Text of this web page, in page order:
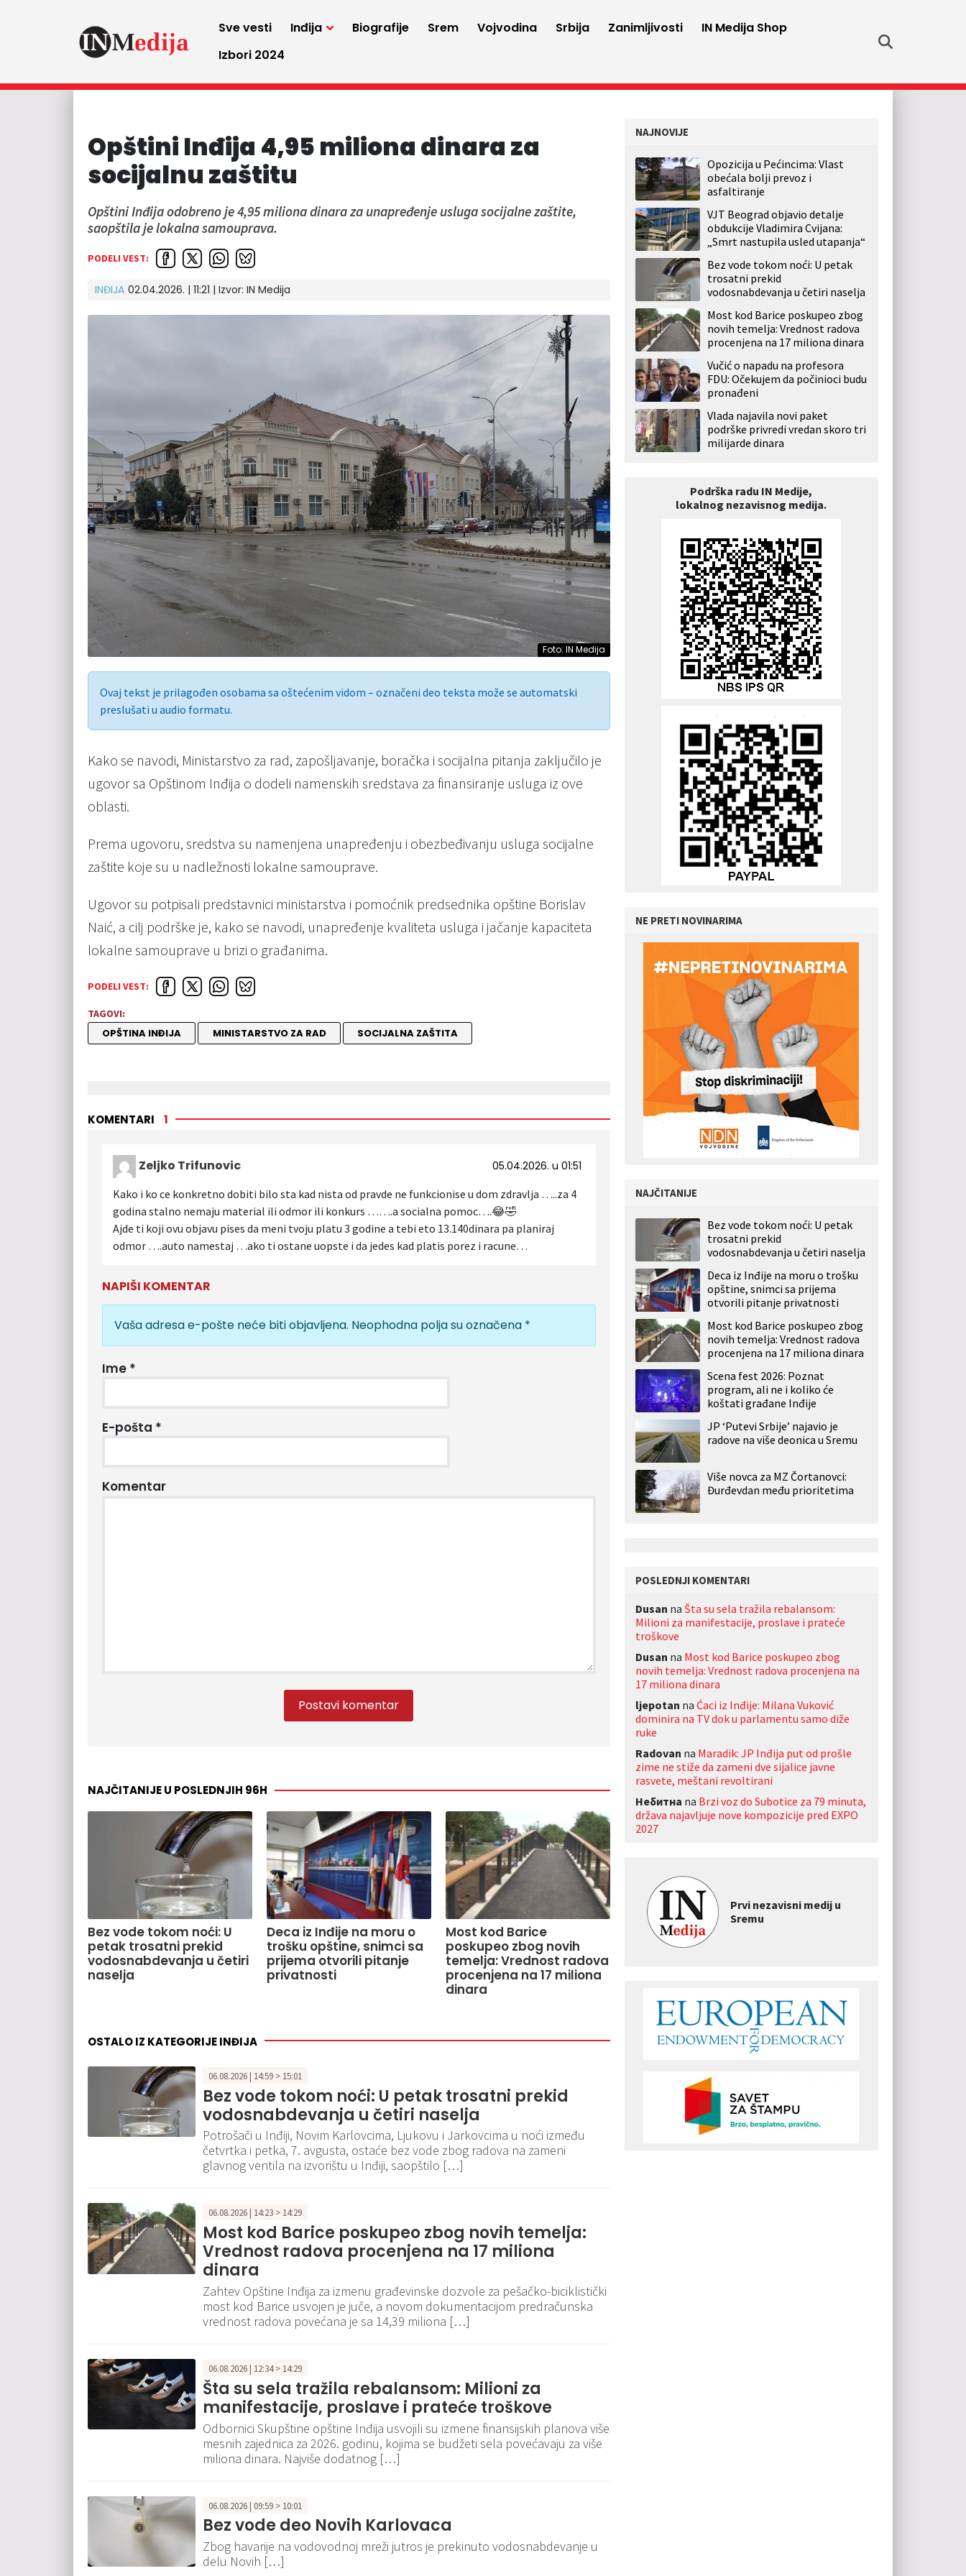
Sve vesti Inđija Biografije Srem Vojvodina Srbija Zanimljivosti
IN Medija Shop
Izbori 2024
Opštini Inđija 4,95 miliona dinara za
socijalnu zaštitu
Opštini Inđija odobreno je 4,95 miliona dinara za unapređenje usluga socijalne zaštite,
saopštila je lokalna samouprava.
PODELI VEST:
INĐIJA 02.04.2026. | 11:21 | Izvor: IN Medija
Foto: IN Medija
Ovaj tekst je prilagođen osobama sa oštećenim vidom – označeni deo teksta može se automatski
preslušati u audio formatu.
Kako se navodi, Ministarstvo za rad, zapošljavanje, boračka i socijalna pitanja zaključilo je
ugovor sa Opštinom Inđija o dodeli namenskih sredstava za finansiranje usluga iz ove
oblasti.
Prema ugovoru, sredstva su namenjena unapređenju i obezbeđivanju usluga socijalne
zaštite koje su u nadležnosti lokalne samouprave.
Ugovor su potpisali predstavnici ministarstva i pomoćnik predsednika opštine Borislav
Naić, a cilj podrške je, kako se navodi, unapređenje kvaliteta usluga i jačanje kapaciteta
lokalne samouprave u brizi o građanima.
PODELI VEST:
TAGOVI:
OPŠTINA INĐIJA MINISTARSTVO ZA RAD SOCIJALNA ZAŠTITA
KOMENTARI 1
Zeljko Trifunovic
05.04.2026. u 01:51
Kako i ko ce konkretno dobiti bilo sta kad nista od pravde ne funkcionise u dom zdravlja …..za 4
godina stalno nemaju material ili odmor ili konkurs …….a socialna pomoc….😂🤣
Ajde ti koji ovu objavu pises da meni tvoju platu 3 godine a tebi eto 13.140dinara pa planiraj
odmor ….auto namestaj …ako ti ostane uopste i da jedes kad platis porez i racune…
NAPIŠI KOMENTAR
Vaša adresa e-pošte neće biti objavljena. Neophodna polja su označena *
Ime *
E-pošta *
Komentar
NAJČITANIJE U POSLEDNJIH 96H
Bez vode tokom noći: U
petak trosatni prekid
vodosnabdevanja u četiri
naselja
Deca iz Inđije na moru o
trošku opštine, snimci sa
prijema otvorili pitanje
privatnosti
Most kod Barice
poskupeo zbog novih
temelja: Vrednost radova
procenjena na 17 miliona
dinara
OSTALO IZ KATEGORIJE INĐIJA
06.08.2026 | 14:59 > 15:01
Bez vode tokom noći: U petak trosatni prekid
vodosnabdevanja u četiri naselja
Potrošači u Inđiji, Novim Karlovcima, Ljukovu i Jarkovcima u noći između
četvrtka i petka, 7. avgusta, ostaće bez vode zbog radova na zameni
glavnog ventila na izvorištu u Inđiji, saopštilo […]
06.08.2026 | 14:23 > 14:29
Most kod Barice poskupeo zbog novih temelja:
Vrednost radova procenjena na 17 miliona
dinara
Zahtev Opštine Inđija za izmenu građevinske dozvole za pešačko-biciklistički
most kod Barice usvojen je juče, a novom dokumentacijom predračunska
vrednost radova povećana je sa 14,39 miliona […]
06.08.2026 | 12:34 > 14:29
Šta su sela tražila rebalansom: Milioni za
manifestacije, proslave i prateće troškove
Odbornici Skupštine opštine Inđija usvojili su izmene finansijskih planova više
mesnih zajednica za 2026. godinu, kojima se budžeti sela povećavaju za više
miliona dinara. Najviše dodatnog […]
06.08.2026 | 09:59 > 10:01
Bez vode deo Novih Karlovaca
Zbog havarije na vodovodnoj mreži jutros je prekinuto vodosnabdevanje u
delu Novih […]
NAJNOVIJE
Opozicija u Pećincima: Vlast
obećala bolji prevoz i
asfaltiranje
VJT Beograd objavio detalje
obdukcije Vladimira Cvijana:
„Smrt nastupila usled utapanja“
Bez vode tokom noći: U petak
trosatni prekid
vodosnabdevanja u četiri naselja
Most kod Barice poskupeo zbog
novih temelja: Vrednost radova
procenjena na 17 miliona dinara
Vučić o napadu na profesora
FDU: Očekujem da počinioci budu
pronađeni
Vlada najavila novi paket
podrške privredi vredan skoro tri
milijarde dinara
Podrška radu IN Medije,
lokalnog nezavisnog medija.
NE PRETI NOVINARIMA
NAJČITANIJE
Bez vode tokom noći: U petak
trosatni prekid
vodosnabdevanja u četiri naselja
Deca iz Inđije na moru o trošku
opštine, snimci sa prijema
otvorili pitanje privatnosti
Most kod Barice poskupeo zbog
novih temelja: Vrednost radova
procenjena na 17 miliona dinara
Scena fest 2026: Poznat
program, ali ne i koliko će
koštati građane Inđije
JP ‘Putevi Srbije’ najavio je
radove na više deonica u Sremu
Više novca za MZ Čortanovci:
Đurđevdan među prioritetima
POSLEDNJI KOMENTARI
Dusan na Šta su sela tražila rebalansom:
Milioni za manifestacije, proslave i prateće
troškove
Dusan na Most kod Barice poskupeo zbog
novih temelja: Vrednost radova procenjena na
17 miliona dinara
ljepotan na Ćaci iz Inđije: Milana Vuković
dominira na TV dok u parlamentu samo diže
ruke
Radovan na Maradik: JP Inđija put od prošle
zime ne stiže da zameni dve sijalice javne
rasvete, meštani revoltirani
Небитна na Brzi voz do Subotice za 79 minuta,
država najavljuje nove kompozicije pred EXPO
2027
Prvi nezavisni medij u
Sremu